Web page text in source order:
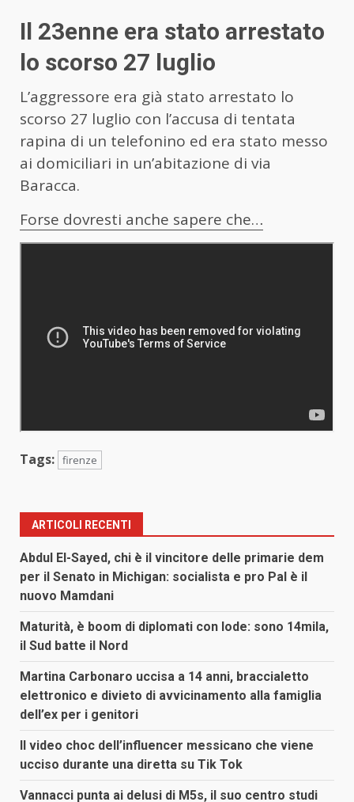
Il 23enne era stato arrestato
lo scorso 27 luglio
L’aggressore era già stato arrestato lo
scorso 27 luglio con l’accusa di tentata
rapina di un telefonino ed era stato messo
ai domiciliari in un’abitazione di via
Baracca.
Forse dovresti anche sapere che…
Tags: firenze
ARTICOLI RECENTI
Abdul El-Sayed, chi è il vincitore delle primarie dem
per il Senato in Michigan: socialista e pro Pal è il
nuovo Mamdani
Maturità, è boom di diplomati con lode: sono 14mila,
il Sud batte il Nord
Martina Carbonaro uccisa a 14 anni, braccialetto
elettronico e divieto di avvicinamento alla famiglia
dell’ex per i genitori
Il video choc dell’influencer messicano che viene
ucciso durante una diretta su Tik Tok
Vannacci punta ai delusi di M5s, il suo centro studi